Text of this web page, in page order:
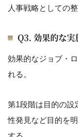
人事戦略としての
Q3. 効果的な実
効果的なジョブ・
れる。
第1段階は目的の設
性発見など目的を